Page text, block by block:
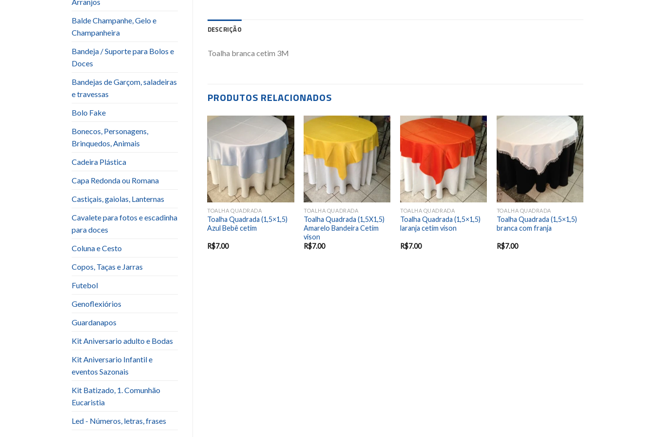
Balde Champanhe, Gelo e
Champanheira
Bandeja / Suporte para Bolos e
Doces
Bandejas de Garçom, saladeiras
e travessas
Bolo Fake
Bonecos, Personagens,
Brinquedos, Animais
Cadeira Plástica
Capa Redonda ou Romana
Castiçais, gaiolas, Lanternas
Cavalete para fotos e escadinha
para doces
Coluna e Cesto
Copos, Taças e Jarras
Futebol
Genoflexiórios
Guardanapos
Kit Aniversario adulto e Bodas
Kit Aniversario Infantil e
eventos Sazonais
Kit Batizado, 1. Comunhão
Eucaristia
Led - Números, letras, frases
DESCRIÇÃO
Toalha branca cetim 3M
PRODUTOS RELACIONADOS
Add to
wishlist
TOALHA QUADRADA
Toalha Quadrada (1,5×1,5)
Azul Bebê cetim
R$7.00
Add to
wishlist
TOALHA QUADRADA
Toalha Quadrada (1,5X1,5)
Amarelo Bandeira Cetim
vison
R$7.00
Add to
wishlist
TOALHA QUADRADA
Toalha Quadrada (1,5×1,5)
laranja cetim vison
R$7.00
Add to
wishlist
TOALHA QUADRADA
Toalha Quadrada (1,5×1,5)
branca com franja
R$7.00
Add to
wishlist
Toalha Quadrada (1,5×1,5)
Toalha Quadrada (1,5×1,5)
R$7.00